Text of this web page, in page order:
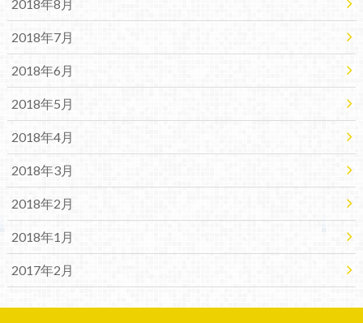
2018年8月
2018年7月
2018年6月
2018年5月
2018年4月
2018年3月
2018年2月
2018年1月
2017年2月